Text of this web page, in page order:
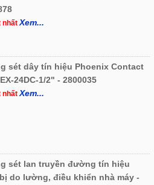
nhấtXem...
sét dây tín hiệu Phoenix Contact
24DC-1/2" - 2800035
nhấtXem...
sét lan truyền đường tín hiệu
do lường, điều khiển nhà máy -